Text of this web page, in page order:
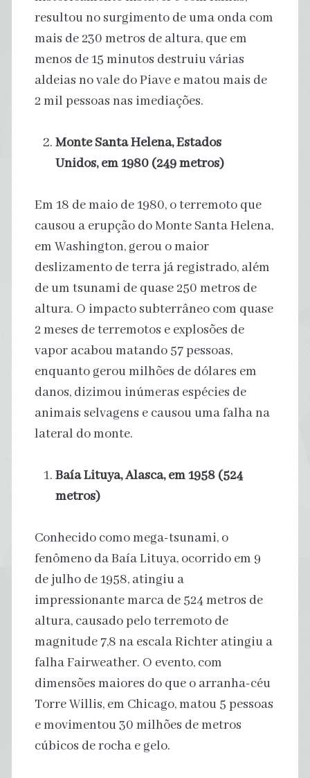
resultou no surgimento de uma onda com
mais de 230 metros de altura, que em
menos de 15 minutos destruiu várias
aldeias no vale do Piave e matou mais de
2 mil pessoas nas imediações.
Monte Santa Helena, Estados
Unidos, em 1980 (249 metros)
Em 18 de maio de 1980, o terremoto que
causou a erupção do Monte Santa Helena,
em Washington, gerou o maior
deslizamento de terra já registrado, além
de um tsunami de quase 250 metros de
altura. O impacto subterrâneo com quase
2 meses de terremotos e explosões de
vapor acabou matando 57 pessoas,
enquanto gerou milhões de dólares em
danos, dizimou inúmeras espécies de
animais selvagens e causou uma falha na
lateral do monte.
Baía Lituya, Alasca, em 1958 (524
metros)
Conhecido como mega-tsunami, o
fenômeno da Baía Lituya, ocorrido em 9
de julho de 1958, atingiu a
impressionante marca de 524 metros de
altura, causado pelo terremoto de
magnitude 7,8 na escala Richter atingiu a
falha Fairweather. O evento, com
dimensões maiores do que o arranha-céu
Torre Willis, em Chicago, matou 5 pessoas
e movimentou 30 milhões de metros
cúbicos de rocha e gelo.